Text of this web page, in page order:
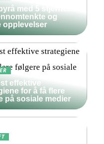
med 5 stjerner
og
opplevelser
effektive
for å få flere
på sosiale medier